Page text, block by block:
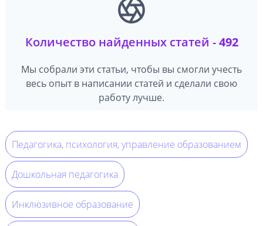
Количество найденных статей -492
Мы собрали эти статьи, чтобы вы смогли учесть
весь опыт в написании статей и сделали свою
работу лучше.
Педагогика, психология, управление образованием
Дошкольная педагогика
Инклюзивное образование